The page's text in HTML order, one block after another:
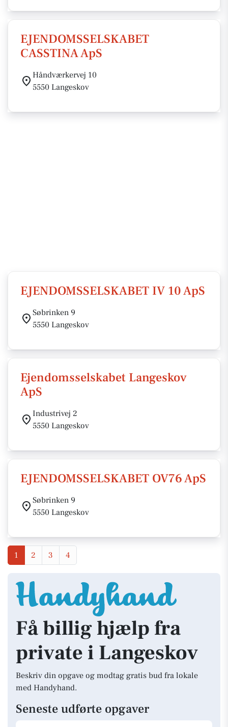
EJENDOMSSELSKABET
CASSTINA ApS
Håndværkervej 10
5550 Langeskov
EJENDOMSSELSKABET IV 10 ApS
Søbrinken 9
5550 Langeskov
Ejendomsselskabet Langeskov
ApS
Industrivej 2
5550 Langeskov
EJENDOMSSELSKABET OV76 ApS
Søbrinken 9
5550 Langeskov
1 2 3 4
Få billig hjælp fra
private i Langeskov
Beskriv din opgave og modtag gratis bud fra lokale
med Handyhand.
Seneste udførte opgaver